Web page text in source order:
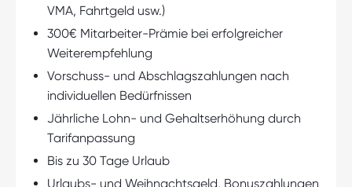
VMA, Fahrtgeld usw.)
300€ Mitarbeiter-Prämie bei erfolgreicher
Weiterempfehlung
Vorschuss- und Abschlagszahlungen nach
individuellen Bedürfnissen
Jährliche Lohn- und Gehaltserhöhung durch
Tarifanpassung
Bis zu 30 Tage Urlaub
Urlaubs- und Weihnachtsgeld, Bonuszahlungen